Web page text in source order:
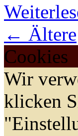
← Ältere
Cookies
Wir
klicken